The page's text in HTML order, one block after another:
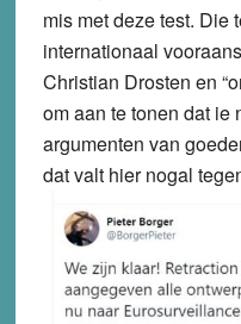
mis met deze test. Die
internationaal
Christian Drosten en
om aan te tonen dat ie
argumenten van
dat valt hier nogal